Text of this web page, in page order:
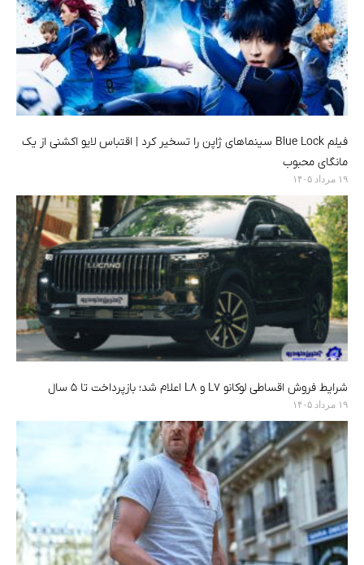
فیلم Blue Lock سینماهای ژاپن را تسخیر کرد | اقتباس لایو اکشنی از یک
مانگای محبوب
۱۹ مرداد ۱۴۰۵
شرایط فروش اقساطی لوکانو L7 و L8 اعلام شد؛ بازپرداخت تا ۵ سال
۱۹ مرداد ۱۴۰۵